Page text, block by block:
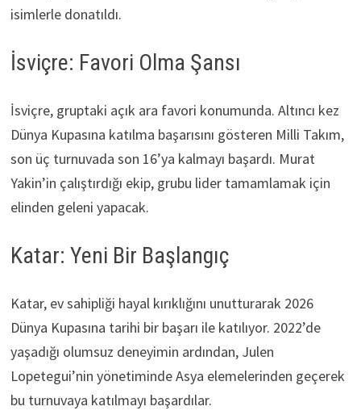
isimlerle donatıldı.
İsviçre: Favori Olma Şansı
İsviçre, gruptaki açık ara favori konumunda. Altıncı kez
Dünya Kupasına katılma başarısını gösteren Milli Takım,
son üç turnuvada son 16’ya kalmayı başardı. Murat
Yakin’in çalıştırdığı ekip, grubu lider tamamlamak için
elinden geleni yapacak.
Katar: Yeni Bir Başlangıç
Katar, ev sahipliği hayal kırıklığını unutturarak 2026
Dünya Kupasına tarihi bir başarı ile katılıyor. 2022’de
yaşadığı olumsuz deneyimin ardından, Julen
Lopetegui’nin yönetiminde Asya elemelerinden geçerek
bu turnuvaya katılmayı başardılar.